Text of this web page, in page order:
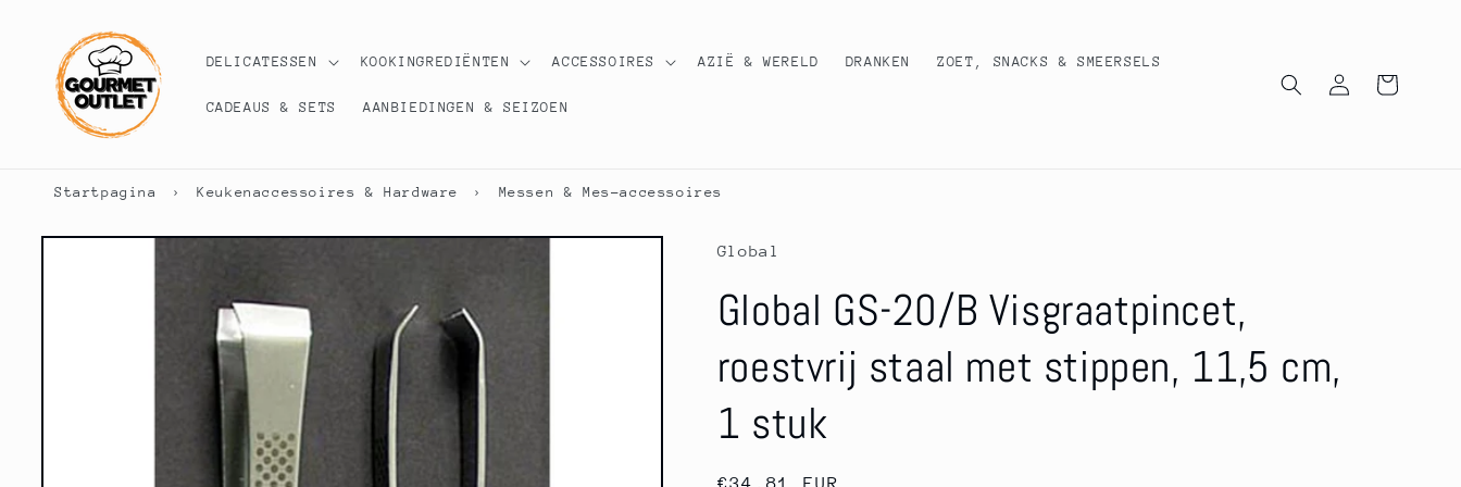
content
DELICATESSEN KOOKINGREDIËNTEN ACCESSOIRES AZIË & WERELD DRANKEN ZOET, SNACKS & SMEERSELS
CADEAUS & SETS AANBIEDINGEN & SEIZOEN
Inloggen
Winkelwagen
Startpagina › Keukenaccessoires & Hardware › Messen & Mes-accessoires
Global
Global GS-20/B Visgraatpincet,
roestvrij staal met stippen, 11,5 cm,
1 stuk